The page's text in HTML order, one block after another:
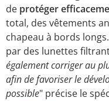
de protéger
total, des vêtements
chapeau à bords
par des lunettes
également corriger au
afin de favoriser le
possible" précise le